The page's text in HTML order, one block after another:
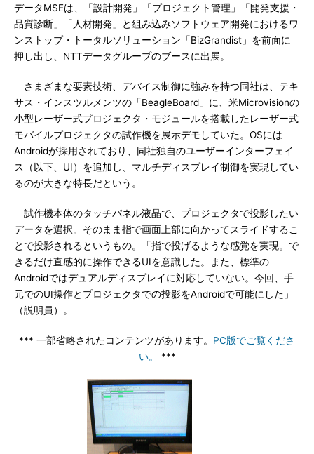
データMSEは、「設計開発」「プロジェクト管理」「開発支援・
品質診断」「人材開発」と組み込みソフトウェア開発におけるワ
ンストップ・トータルソリューション「BizGrandist」を前面に
押し出し、NTTデータグループのブースに出展。
さまざまな要素技術、デバイス制御に強みを持つ同社は、テキ
サス・インスツルメンツの「BeagleBoard」に、米Microvisionの
小型レーザー式プロジェクタ・モジュールを搭載したレーザー式
モバイルプロジェクタの試作機を展示デモしていた。OSには
Androidが採用されており、同社独自のユーザーインターフェイ
ス（以下、UI）を追加し、マルチディスプレイ制御を実現してい
るのが大きな特長だという。
試作機本体のタッチパネル液晶で、プロジェクタで投影したい
データを選択。そのまま指で画面上部に向かってスライドするこ
とで投影されるというもの。「指で投げるような感覚を実現。で
きるだけ直感的に操作できるUIを意識した。また、標準の
Androidではデュアルディスプレイに対応していない。今回、手
元でのUI操作とプロジェクタでの投影をAndroidで可能にした」
（説明員）。
*** 一部省略されたコンテンツがあります。 PC版でご覧くださ
い。
***